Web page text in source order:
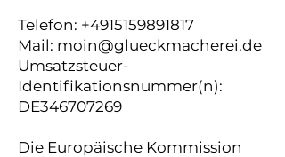
Telefon: +4915159891817
Mail: moin@glueckmacherei.de
Umsatzsteuer-
Identifikationsnummer(n):
DE346707269
Die Europäische Kommission